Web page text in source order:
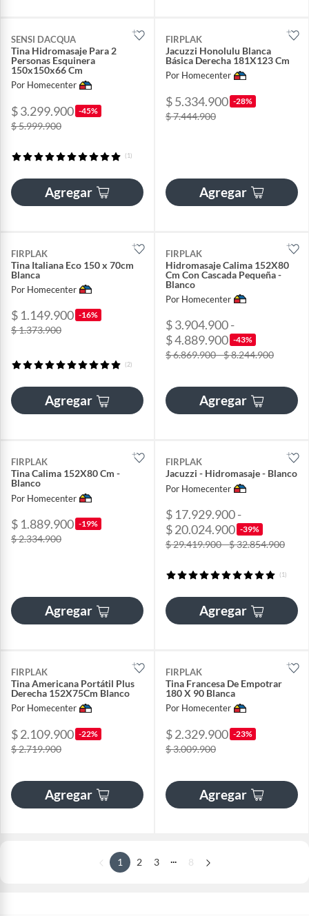
SENSI DACQUA
Tina Hidromasaje Para 2
Personas Esquinera
150x150x66 Cm
Por Homecenter
$ 3.299.900 -45%
$ 5.999.900
(1)
Agregar
FIRPLAK
Jacuzzi Honolulu Blanca
Básica Derecha 181X123 Cm
Por Homecenter
$ 5.334.900 -28%
$ 7.444.900
Agregar
FIRPLAK
Tina Italiana Eco 150 x 70cm
Blanca
Por Homecenter
$ 1.149.900 -16%
$ 1.373.900
(2)
Agregar
FIRPLAK
Hidromasaje Calima 152X80
Cm Con Cascada Pequeña -
Blanco
Por Homecenter
$ 3.904.900 -
$ 4.889.900 -43%
$ 6.869.900 - $ 8.244.900
Agregar
FIRPLAK
Tina Calima 152X80 Cm -
Blanco
Por Homecenter
$ 1.889.900 -19%
$ 2.334.900
Agregar
FIRPLAK
Jacuzzi - Hidromasaje - Blanco
Por Homecenter
$ 17.929.900 -
$ 20.024.900 -39%
$ 29.419.900 - $ 32.854.900
(1)
Agregar
FIRPLAK
Tina Americana Portátil Plus
Derecha 152X75Cm Blanco
Por Homecenter
$ 2.109.900 -22%
$ 2.719.900
Agregar
FIRPLAK
Tina Francesa De Empotrar
180 X 90 Blanca
Por Homecenter
$ 2.329.900 -23%
$ 3.009.900
Agregar
1 2 3 ... 8